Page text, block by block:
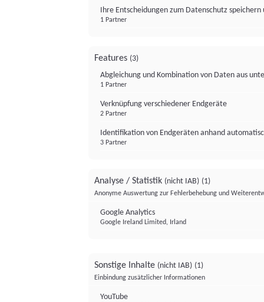
Ihre Entscheidungen zum Datenschutz
1 Partner
Features (3)
Abgleichung und Kombination von Daten aus
1 Partner
Verknüpfung verschiedener Endgeräte
2 Partner
Identifikation von Endgeräten anhand
3 Partner
Analyse / Statistik (nicht IAB) (1)
Anonyme Auswertung zur Fehlerbehebung und
Google Analytics
Google Ireland Limited, Irland
Sonstige Inhalte (nicht IAB) (1)
Einbindung zusätzlicher Informationen
YouTube